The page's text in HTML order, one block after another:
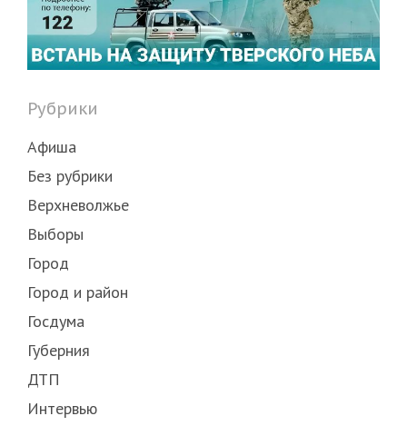
Рубрики
Афиша
Без рубрики
Верхневолжье
Выборы
Город
Город и район
Госдума
Губерния
ДТП
Интервью